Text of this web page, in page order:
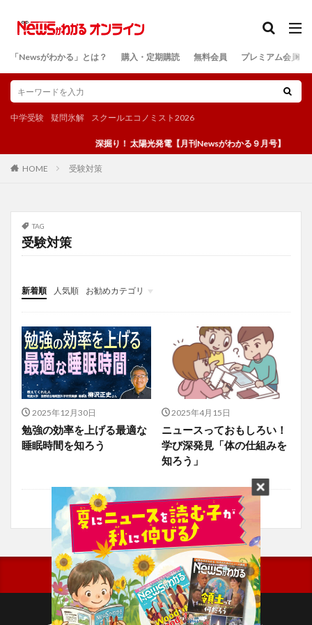
「Newsがわかる」とは？ 購入・定期購読 無料会員 プレミアム会員
中学受験 疑問氷解 スクールエコノミスト2026
深掘り！ 太陽光発電【月刊Newsがわかる９月号】
HOME 受験対策
TAG
受験対策
新着順 人気順
お勧めカテゴリ
投稿
学び
マンガ
電子書籍
2025年12月30日
勉強の効率を上げる最適な
睡眠時間を知ろう
2025年4月15日
ニュースっておもしろい！
学び深発見「体の仕組みを
知ろう」
検索